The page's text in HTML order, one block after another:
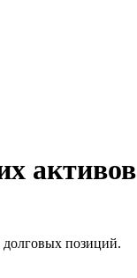
активов
долговых позиций.